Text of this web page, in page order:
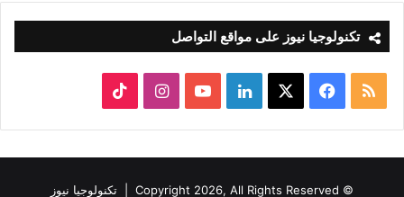
تكنولوجيا نيوز على مواقع التواصل
ملخص
الموقع
RSS
فيسبوك لينكدإن‫YouTubeانستقرام
© Copyright 2026, All Rights Reserved | تكنولوجيا نيوز